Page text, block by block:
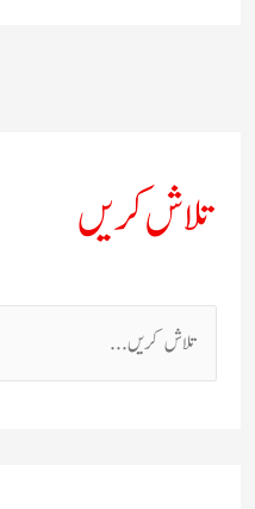
تلاش کریں
ل